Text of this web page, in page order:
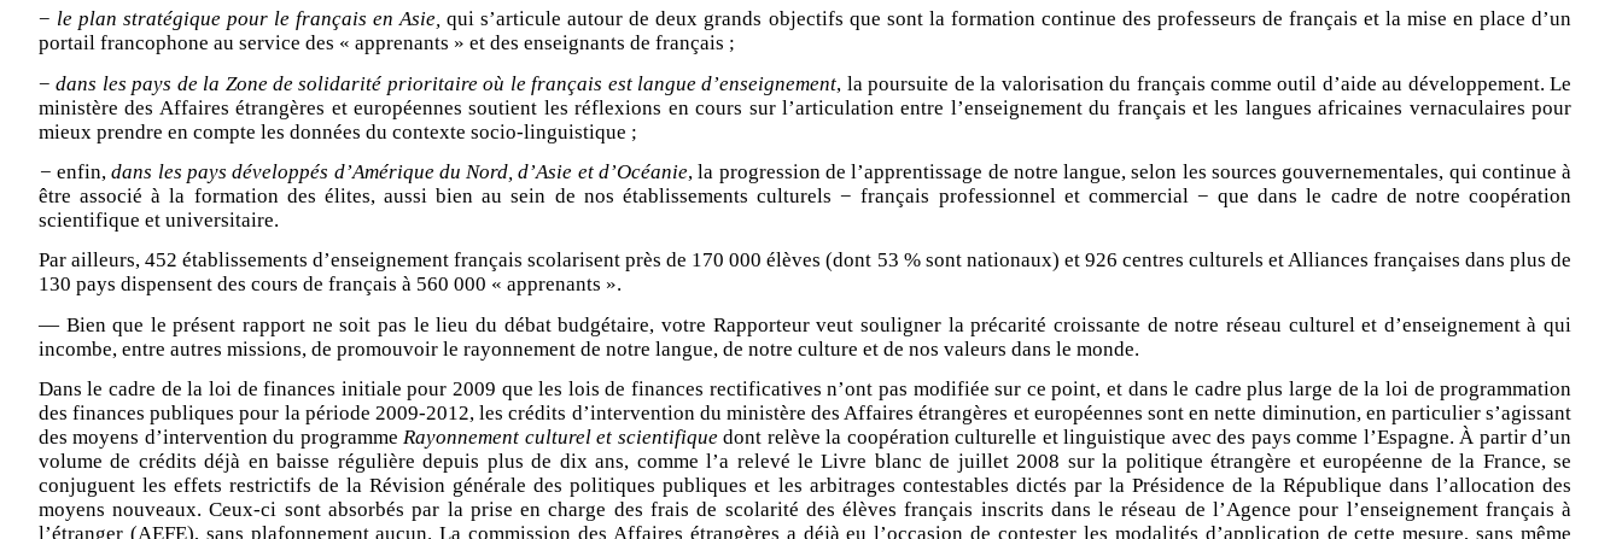
− le plan stratégique pour le français en Asie, qui s’articule autour de deux grands objectifs que sont la formation continue des professeurs de français et la mise en place d’un
portail francophone au service des « apprenants » et des enseignants de français ;
−dans les pays de la Zone de solidarité prioritaire où le français est langue d’enseignement, la poursuite de la valorisation du français comme outil d’aide au développement. Le
ministère des Affaires étrangères et européennes soutient les réflexions en cours sur l’articulation entre l’enseignement du français et les langues africaines vernaculaires pour
mieux prendre en compte les données du contexte socio-linguistique ;
−enfin,dans les pays développés d’Amérique du Nord, d’Asie et d’Océanie, la progression de l’apprentissage de notre langue, selon les sources gouvernementales, qui continue à
être associé à la formation des élites, aussi bien au sein de nos établissements culturels − français professionnel et commercial − que dans le cadre de notre coopération
scientifique et universitaire.
Par ailleurs, 452 établissements d’enseignement français scolarisent près de 170 000 élèves (dont 53 % sont nationaux) et 926 centres culturels et Alliances françaises dans plus de
130 pays dispensent des cours de français à 560 000 « apprenants ».
— Bien que le présent rapport ne soit pas le lieu du débat budgétaire, votre Rapporteur veut souligner la précarité croissante de notre réseau culturel et d’enseignement à qui
incombe, entre autres missions, de promouvoir le rayonnement de notre langue, de notre culture et de nos valeurs dans le monde.
Dans le cadre de la loi de finances initiale pour 2009 que les lois de finances rectificatives n’ont pas modifiée sur ce point, et dans le cadre plus large de la loi de programmation
des finances publiques pour la période 2009-2012, les crédits d’intervention du ministère des Affaires étrangères et européennes sont en nette diminution, en particulier s’agissant
des moyens d’intervention du programmeRayonnement culturel et scientifiquedont relève la coopération culturelle et linguistique avec des pays comme l’Espagne. À partir d’un
volume de crédits déjà en baisse régulière depuis plus de dix ans, comme l’a relevé le Livre blanc de juillet 2008 sur la politique étrangère et européenne de la France, se
conjuguent les effets restrictifs de la Révision générale des politiques publiques et les arbitrages contestables dictés par la Présidence de la République dans l’allocation des
moyens nouveaux. Ceux-ci sont absorbés par la prise en charge des frais de scolarité des élèves français inscrits dans le réseau de l’Agence pour l’enseignement français à
l’étranger (AEFE), sans plafonnement aucun. La commission des Affaires étrangères a déjà eu l’occasion de contester les modalités d’application de cette mesure, sans même